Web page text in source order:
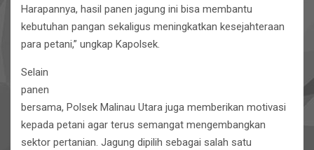
Harapannya, hasil panen jagung ini bisa membantu
kebutuhan pangan sekaligus meningkatkan kesejahteraan
para petani,” ungkap Kapolsek.
Selain
panen
bersama, Polsek Malinau Utara juga memberikan motivasi
kepada petani agar terus semangat mengembangkan
sektor pertanian. Jagung dipilih sebagai salah satu